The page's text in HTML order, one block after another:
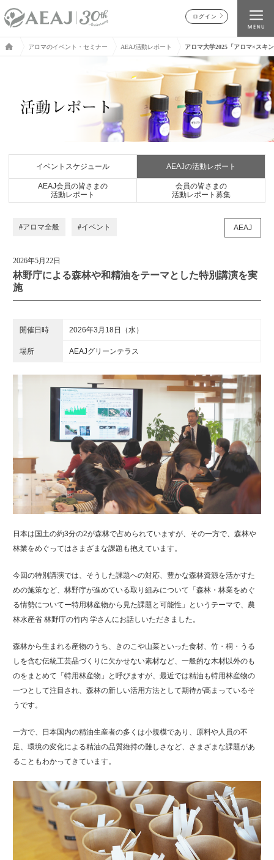
ログイン
アロマのイベント・セミナー AEAJ活動レポート アロマ大学2025「アロマ×スキ
イベントスケジュール AEAJの活動レポート
AEAJ会員の皆さまの
活動レポート
会員の皆さまの
活動レポート募集
#アロマ全般 #イベント AEAJ
2026年5月22日
林野庁による森林や和精油をテーマとした特別講演を実
施
開催日時 2026年3月18日（水）
場所 AEAJグリーンテラス
日本は国土の約3分の2が森林で占められていますが、その一方で、森林や
林業をめぐってはさまざまな課題も抱えています。
今回の特別講演では、そうした課題への対応、豊かな森林資源を活かすた
めの施策など、林野庁が進めている取り組みについて「森林・林業をめぐ
る情勢についてー特用林産物から見た課題と可能性」というテーマで、農
林水産省 林野庁の竹内 学さんにお話しいただきました。
森林から生まれる産物のうち、きのこや山菜といった食材、竹・桐・うる
しを含む伝統工芸品づくりに欠かせない素材など、一般的な木材以外のも
のをまとめて「特用林産物」と呼びますが、最近では精油も特用林産物の
一つとして注目され、森林の新しい活用方法として期待が高まっているそ
うです。
一方で、日本国内の精油生産者の多くは小規模であり、原料や人員の不
足、環境の変化による精油の品質維持の難しさなど、さまざまな課題があ
ることもわかってきています。